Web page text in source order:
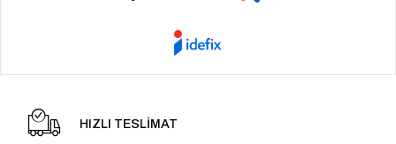
HIZLI TESLİMAT